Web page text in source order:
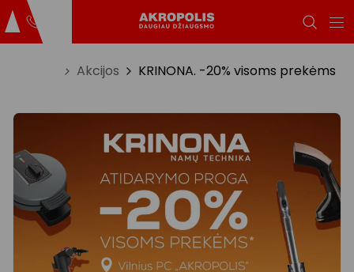
Akcijos KRINONA. -20% visoms prekėms